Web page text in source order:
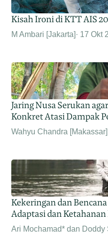
Kisah Ironi di KTT AIS
M Ambari [Jakarta] 17 Okt
Jaring Nusa Serukan
Konkret Atasi Dampak
Wahyu Chandra [Makassar]
Kekeringan dan
Adaptasi dan
Ari Mochamad* dan Doddy